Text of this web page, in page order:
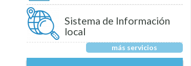
Sistema de Información
local
más servicios